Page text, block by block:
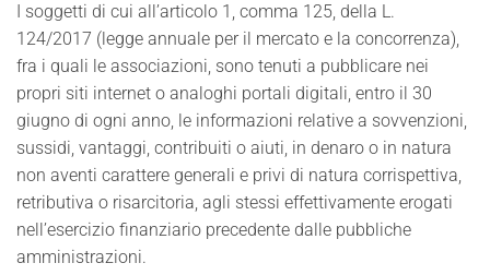
I soggetti di cui all’articolo 1, comma 125, della L.
124/2017 (legge annuale per il mercato e la concorrenza),
fra i quali le associazioni, sono tenuti a pubblicare nei
propri siti internet o analoghi portali digitali, entro il 30
giugno di ogni anno, le informazioni relative a sovvenzioni,
sussidi, vantaggi, contribuiti o aiuti, in denaro o in natura
non aventi carattere generali e privi di natura corrispettiva,
retributiva o risarcitoria, agli stessi effettivamente erogati
nell’esercizio finanziario precedente dalle pubbliche
amministrazioni.